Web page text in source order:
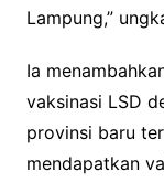
Lampung,”
Ia
vaksinasi LSD
provinsi baru
mendapatkan